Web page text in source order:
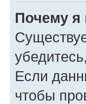
Почему я
Если
чтобы